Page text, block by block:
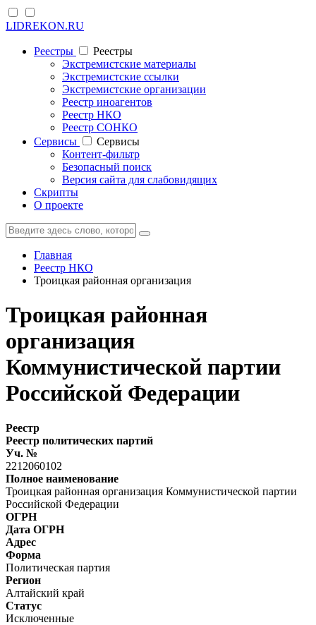
LIDREKON.RU
Реестры
Реестры
Экстремистские материалы
Экстремистские ссылки
Экстремистские организации
Реестр иноагентов
Реестр НКО
Реестр СОНКО
Cервисы
Cервисы
Контент-фильтр
Безопасный поиск
Версия сайта для слабовидящих
Скрипты
О проекте
Главная
Реестр НКО
Троицкая районная организация
Троицкая районная
организация
Коммунистической партии
Российской Федерации
Реестр
Реестр политических партий
Уч. №
2212060102
Полное наименование
Троицкая районная организация Коммунистической партии
Российской Федерации
ОГРН
Дата ОГРН
Адрес
Форма
Политическая партия
Регион
Алтайский край
Статус
Исключенные